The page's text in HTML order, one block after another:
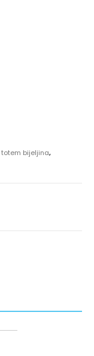
totem bijeljina,